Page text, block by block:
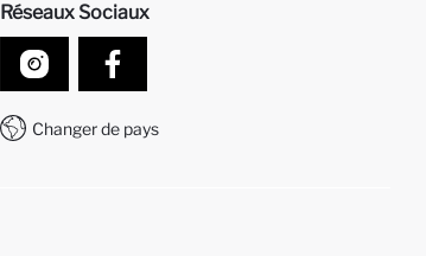
Réseaux Sociaux
Changer de pays